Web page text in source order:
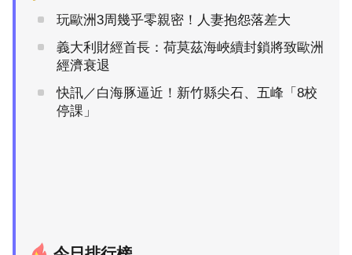
玩歐洲3周幾乎零親密！人妻抱怨落差大
義大利財經首長：荷莫茲海峽續封鎖將致歐洲
經濟衰退
快訊／白海豚逼近！新竹縣尖石、五峰「8校
停課」